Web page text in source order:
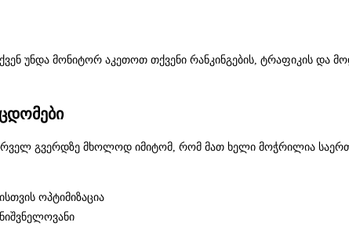
უნდა მონიტორ აკეთოთ თქვენი რანკინგების, ტრაფიკის და
გვერდზე მხოლოდ იმიტომ, რომ მათ ხელი მოჭრილია
ოპტიმიზაცია